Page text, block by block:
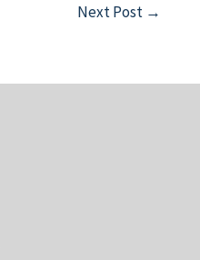
Next Post →